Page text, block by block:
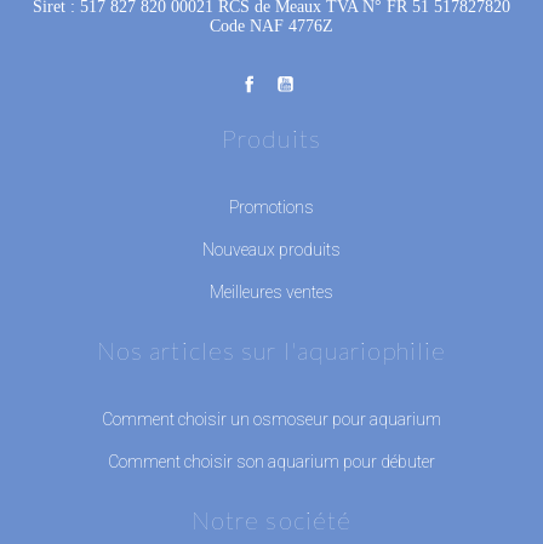
Siret : 517 827 820 00021 RCS de Meaux TVA N° FR 51 517827820
Code NAF 4776Z
Produits
Promotions
Nouveaux produits
Meilleures ventes
Nos articles sur l'aquariophilie
Comment choisir un osmoseur pour aquarium
Comment choisir son aquarium pour débuter
Notre société